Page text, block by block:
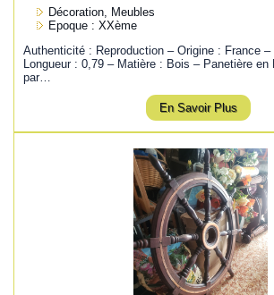
Décoration, Meubles
Epoque : XXème
Authenticité : Reproduction – Origine : France –
Longueur : 0,79 – Matière : Bois – Panetière en
par…
En Savoir Plus